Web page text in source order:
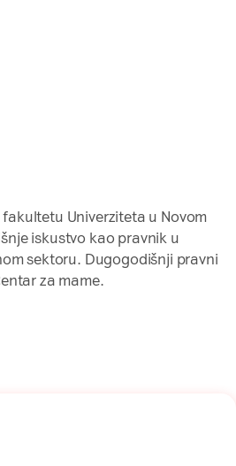
Univerziteta u Novom
iskustvo kao pravnik u
sektoru. Dugogodišnji pravni
za mame.